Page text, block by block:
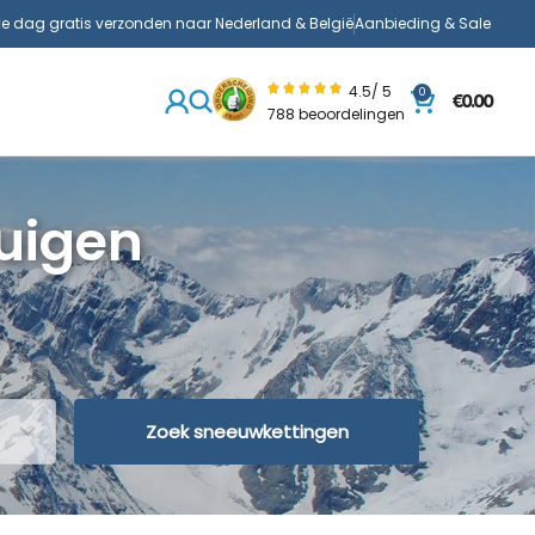
dag gratis verzonden naar Nederland & BelgiëAanbieding & Sale
4.5/ 5
788 beoordelingen
0
€0.00
Zoek sneeuwkettingen